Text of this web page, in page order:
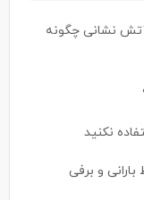
نشانی چگونه
و برفی